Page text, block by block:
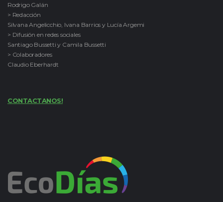
Rodrigo Galán
> Redacción
Silvana Angelicchio, Ivana Barrios y Lucía Argemi
> Difusión en redes sociales
Santiago Bussetti y Camila Bussetti
> Colaboradores
Claudio Eberhardt
CONTACTANOS!